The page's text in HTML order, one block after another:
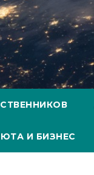
И БИЗНЕС